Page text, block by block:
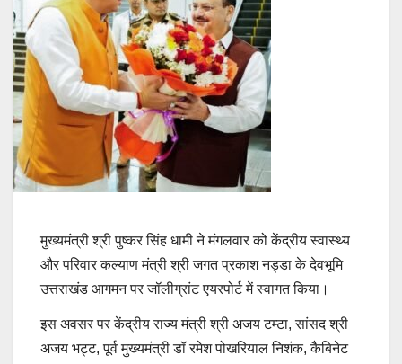
मुख्यमंत्री श्री पुष्कर सिंह धामी ने मंगलवार को केंद्रीय स्वास्थ्य
और परिवार कल्याण मंत्री श्री जगत प्रकाश नड्डा के देवभूमि
उत्तराखंड आगमन पर जॉलीग्रांट एयरपोर्ट में स्वागत किया।
इस अवसर पर केंद्रीय राज्य मंत्री श्री अजय टम्टा, सांसद श्री
अजय भट्ट, पूर्व मुख्यमंत्री डॉ रमेश पोखरियाल निशंक, कैबिनेट